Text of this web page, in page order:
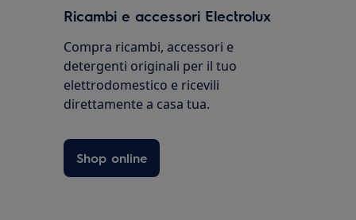
Ricambi e accessori Electrolux
Compra ricambi, accessori e
detergenti originali per il tuo
elettrodomestico e ricevili
direttamente a casa tua.
Shop online